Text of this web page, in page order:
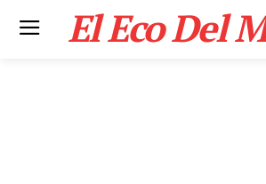
El Eco Del